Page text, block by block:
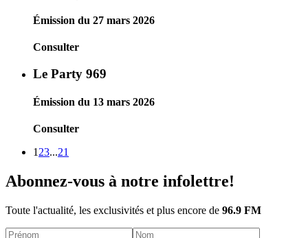
Émission du 27 mars 2026
Consulter
Le Party 969
Émission du 13 mars 2026
Consulter
1 23...21
Abonnez-vous à notre infolettre!
Toute l'actualité, les exclusivités et plus encore de 96.9 FM